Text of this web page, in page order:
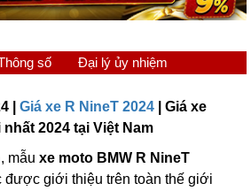
số Đại lý ủy nhiệm
| Giá xe R NineT 2024 | Giá xe
nhất 2024 tại Việt Nam
mẫu xe moto BMW R NineT
được giới thiệu trên toàn thế giới